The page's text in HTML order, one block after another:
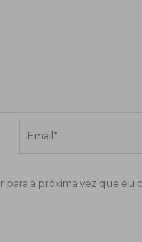
para a próxima vez que eu